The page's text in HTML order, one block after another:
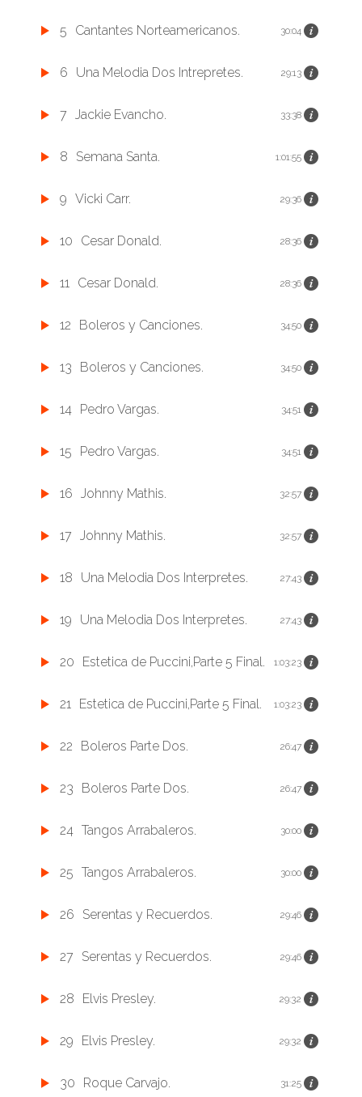
5 Cantantes Norteamericanos. 30:04
6 Una Melodia Dos Intrepretes. 29:13
7 Jackie Evancho. 33:38
8 Semana Santa. 1:01:55
9 Vicki Carr. 29:36
10 Cesar Donald. 28:36
11 Cesar Donald. 28:36
12 Boleros y Canciones. 34:50
13 Boleros y Canciones. 34:50
14 Pedro Vargas. 34:51
15 Pedro Vargas. 34:51
16 Johnny Mathis. 32:57
17 Johnny Mathis. 32:57
18 Una Melodia Dos Interpretes. 27:43
19 Una Melodia Dos Interpretes. 27:43
20 Estetica de Puccini,Parte 5 Final. 1:03:23
21 Estetica de Puccini,Parte 5 Final. 1:03:23
22 Boleros Parte Dos. 26:47
23 Boleros Parte Dos. 26:47
24 Tangos Arrabaleros. 30:00
25 Tangos Arrabaleros. 30:00
26 Serentas y Recuerdos. 29:46
27 Serentas y Recuerdos. 29:46
28 Elvis Presley. 29:32
29 Elvis Presley. 29:32
30 Roque Carvajo. 31:25